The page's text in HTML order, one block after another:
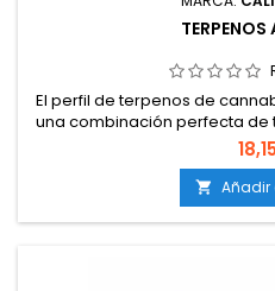
TERPENOS
El perfil de terpenos de
una combinación perfecta de
un perfil de terpenos exacto
de la famosa
 Añadir